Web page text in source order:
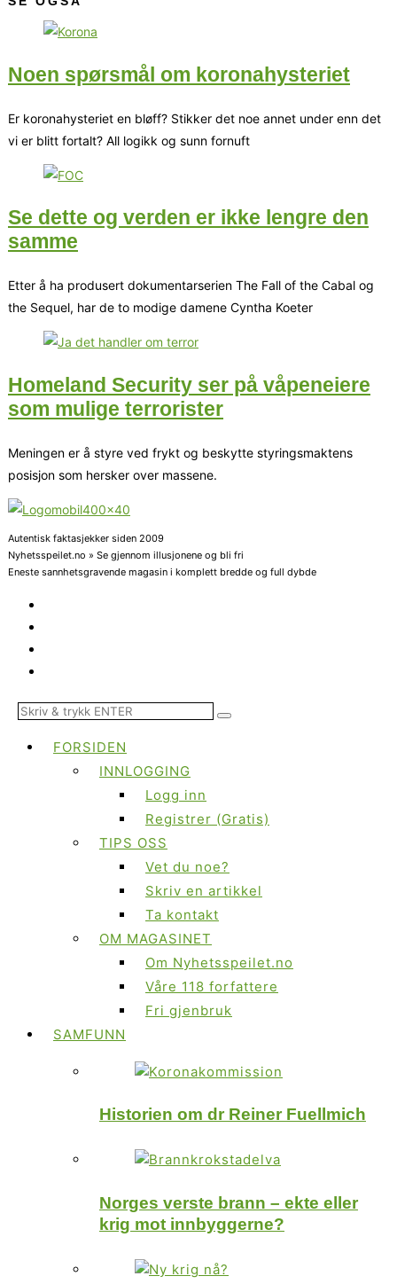
Noen spørsmål om koronahysteriet
Er koronahysteriet en bløff? Stikker det noe annet under enn det
vi er blitt fortalt? All logikk og sunn fornuft
Se dette og verden er ikke lengre den
samme
Etter å ha produsert dokumentarserien The Fall of the Cabal og
the Sequel, har de to modige damene Cyntha Koeter
Homeland Security ser på våpeneiere
som mulige terrorister
Meningen er å styre ved frykt og beskytte styringsmaktens
posisjon som hersker over massene.
Autentisk faktasjekker siden 2009
Nyhetsspeilet.no » Se gjennom illusjonene og bli fri
Eneste sannhetsgravende magasin i komplett bredde og full dybde
FORSIDEN
INNLOGGING
Logg inn
Registrer (Gratis)
TIPS OSS
Vet du noe?
Skriv en artikkel
Ta kontakt
OM MAGASINET
Om Nyhetsspeilet.no
Våre 118 forfattere
Fri gjenbruk
SAMFUNN
Historien om dr Reiner Fuellmich
Norges verste brann – ekte eller
krig mot innbyggerne?